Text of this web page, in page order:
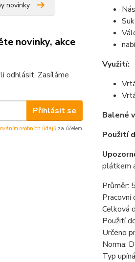
novinky
novinky, akce
odhlásit. Zasíláme
Přihlásit se
osobních údajů za účelem
Využití:
Balené
Použití
plátkem
Průměr:
Pracovní
Celková
Použití
Určeno
Norma:
Typ